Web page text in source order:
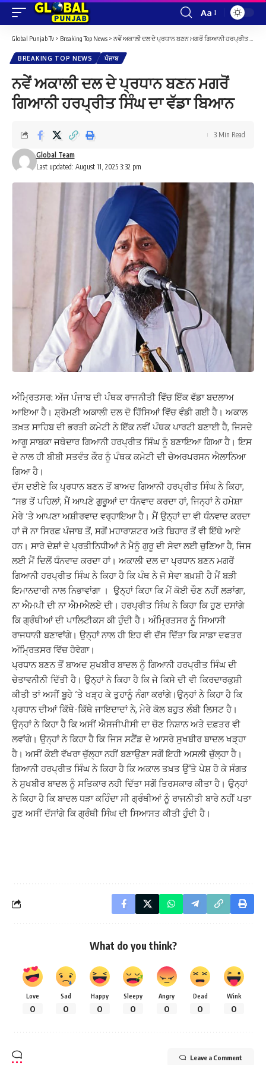
Font
Resizer
Aa
Global Punjab Tv > Breaking Top News > ਨਵੇਂ ਅਕਾਲੀ ਦਲ ਦੇ ਪ੍ਰਧਾਨ ਬਣਨ ਮਗਰੋਂ ਗਿਆਨੀ ਹਰਪ੍ਰੀਤ ਸਿੰਘ ਦਾ ਵੱਡਾ ਬਿਆਨ
BREAKING TOP NEWS ਪੰਜਾਬ
ਨਵੇਂ ਅਕਾਲੀ ਦਲ ਦੇ ਪ੍ਰਧਾਨ ਬਣਨ ਮਗਰੋਂ
ਗਿਆਨੀ ਹਰਪ੍ਰੀਤ ਸਿੰਘ ਦਾ ਵੱਡਾ ਬਿਆਨ
Last updated: August 11, 2025 3:32 pm
Global Team
3 Min Read
ਅੰਮ੍ਰਿਤਸਰ: ਅੱਜ ਪੰਜਾਬ ਦੀ ਪੰਥਕ ਰਾਜਨੀਤੀ ਵਿੱਚ ਇੱਕ ਵੱਡਾ ਬਦਲਾਅ
ਆਇਆ ਹੈ। ਸ਼੍ਰੋਮਣੀ ਅਕਾਲੀ ਦਲ ਦੋ ਹਿੱਸਿਆਂ ਵਿੱਚ ਵੰਡੀ ਗਈ ਹੈ। ਅਕਾਲ
ਤਖ਼ਤ ਸਾਹਿਬ ਦੀ ਭਰਤੀ ਕਮੇਟੀ ਨੇ ਇੱਕ ਨਵੀਂ ਪੰਥਕ ਪਾਰਟੀ ਬਣਾਈ ਹੈ, ਜਿਸਦੇ
ਆਗੂ ਸਾਬਕਾ ਜਥੇਦਾਰ ਗਿਆਨੀ ਹਰਪ੍ਰੀਤ ਸਿੰਘ ਨੂੰ ਬਣਾਇਆ ਗਿਆ ਹੈ। ਇਸ
ਦੇ ਨਾਲ ਹੀ ਬੀਬੀ ਸਤਵੰਤ ਕੌਰ ਨੂੰ ਪੰਥਕ ਕਮੇਟੀ ਦੀ ਚੇਅਰਪਰਸਨ ਐਲਾਨਿਆ
ਗਿਆ ਹੈ।
ਦੱਸ ਦਈਏ ਕਿ ਪ੍ਰਧਾਨ ਬਣਨ ਤੋਂ ਬਾਅਦ ਗਿਆਨੀ ਹਰਪ੍ਰੀਤ ਸਿੰਘ ਨੇ ਕਿਹਾ,
“ਸਭ ਤੋਂ ਪਹਿਲਾਂ, ਮੈਂ ਆਪਣੇ ਗੁਰੂਆਂ ਦਾ ਧੰਨਵਾਦ ਕਰਦਾ ਹਾਂ, ਜਿਨ੍ਹਾਂ ਨੇ ਹਮੇਸ਼ਾ
ਮੇਰੇ ‘ਤੇ ਆਪਣਾ ਅਸ਼ੀਰਵਾਦ ਵਰ੍ਹਾਇਆ ਹੈ। ਮੈਂ ਉਨ੍ਹਾਂ ਦਾ ਵੀ ਧੰਨਵਾਦ ਕਰਦਾ
ਹਾਂ ਜੋ ਨਾ ਸਿਰਫ਼ ਪੰਜਾਬ ਤੋਂ, ਸਗੋਂ ਮਹਾਰਾਸ਼ਟਰ ਅਤੇ ਬਿਹਾਰ ਤੋਂ ਵੀ ਇੱਥੇ ਆਏ
ਹਨ। ਸਾਰੇ ਦੇਸ਼ਾਂ ਦੇ ਪ੍ਰਤੀਨਿਧੀਆਂ ਨੇ ਮੈਨੂੰ ਗੁਰੂ ਦੀ ਸੇਵਾ ਲਈ ਚੁਣਿਆ ਹੈ, ਜਿਸ
ਲਈ ਮੈਂ ਦਿਲੋਂ ਧੰਨਵਾਦ ਕਰਦਾ ਹਾਂ। ਅਕਾਲੀ ਦਲ ਦਾ ਪ੍ਰਧਾਨ ਬਣਨ ਮਗਰੋਂ
ਗਿਆਨੀ ਹਰਪ੍ਰੀਤ ਸਿੰਘ ਨੇ ਕਿਹਾ ਹੈ ਕਿ ਪੰਥ ਨੇ ਜੋ ਸੇਵਾ ਬਖ਼ਸ਼ੀ ਹੈ ਮੈਂ ਬੜੀ
ਇਮਾਨਦਾਰੀ ਨਾਲ ਨਿਭਾਵਾਂਗਾ । ਉਨ੍ਹਾਂ ਕਿਹਾ ਕਿ ਮੈਂ ਕੋਈ ਚੌਣ ਨਹੀਂ ਲੜਾਂਗਾ,
ਨਾ ਐਮਪੀ ਦੀ ਨਾ ਐਮਐਲਏ ਦੀ। ਹਰਪ੍ਰੀਤ ਸਿੰਘ ਨੇ ਕਿਹਾ ਕਿ ਹੁਣ ਦਸਾਂਗੇ
ਕਿ ਗ੍ਰੰਥੀਆਂ ਦੀ ਪਾਲਿਟੀਕਸ ਕੀ ਹੁੰਦੀ ਹੈ। ਅੰਮ੍ਰਿਤਸਰ ਨੂੰ ਸਿਆਸੀ
ਰਾਜਧਾਨੀ ਬਣਾਵਾਂਗੇ। ਉਨ੍ਹਾਂ ਨਾਲ ਹੀ ਇਹ ਵੀ ਦੱਸ ਦਿੱਤਾ ਕਿ ਸਾਡਾ ਦਫਤਰ
ਅੰਮ੍ਰਿਤਸਰ ਵਿੱਚ ਹੋਵੇਗਾ।
ਪ੍ਰਧਾਨ ਬਣਨ ਤੋਂ ਬਾਅਦ ਸੁਖਬੀਰ ਬਾਦਲ ਨੂੰ ਗਿਆਨੀ ਹਰਪ੍ਰੀਤ ਸਿੰਘ ਦੀ
ਚੇਤਾਵਨੀਨੀ ਦਿੱਤੀ ਹੈ। ਉਨ੍ਹਾਂ ਨੇ ਕਿਹਾ ਹੈ ਕਿ ਜੇ ਕਿਸੇ ਦੀ ਵੀ ਕਿਰਦਾਰਕੁਸ਼ੀ
ਕੀਤੀ ਤਾਂ ਅਸੀਂ ਬੂਹੇ ‘ਤੇ ਖੜ੍ਹ ਕੇ ਤੁਹਾਨੂੰ ਨੰਗਾ ਕਰਾਂਗੇ।ਉਨ੍ਹਾਂ ਨੇ ਕਿਹਾ ਹੈ ਕਿ
ਪ੍ਰਧਾਨ ਦੀਆਂ ਕਿੱਥੇ-ਕਿੱਥੇ ਜਾਇਦਾਦਾਂ ਨੇ, ਮੇਰੇ ਕੋਲ ਬਹੁਤ ਲੰਬੀ ਲਿਸਟ ਹੈ।
ਉਨ੍ਹਾਂ ਨੇ ਕਿਹਾ ਹੈ ਕਿ ਅਸੀਂ ਐਸਜੀਪੀਸੀ ਦਾ ਚੋਣ ਨਿਸ਼ਾਨ ਅਤੇ ਦਫ਼ਤਰ ਵੀ
ਲਵਾਂਗੇ। ਉਨ੍ਹਾਂ ਨੇ ਕਿਹਾ ਹੈ ਕਿ ਜਿਸ ਸਟੈਂਡ ਦੇ ਆਸਰੇ ਸੁਖਬੀਰ ਬਾਦਲ ਖੜ੍ਹਾ
ਹੈ। ਅਸੀਂ ਕੋਈ ਵੱਖਰਾ ਚੁੱਲ੍ਹਾ ਨਹੀਂ ਬਣਾਉਣਾ ਸਗੋਂ ਇਹੀ ਅਸਲੀ ਚੁੱਲ੍ਹਾ ਹੈ।
ਗਿਆਨੀ ਹਰਪ੍ਰੀਤ ਸਿੰਘ ਨੇ ਕਿਹਾ ਹੈ ਕਿ ਅਕਾਲ ਤਖ਼ਤ ਉੱਤੇ ਪੇਸ਼ ਹੋ ਕੇ ਸੰਗਤ
ਨੇ ਸੁਖਬੀਰ ਬਾਦਲ ਨੂੰ ਸਤਿਕਾਰ ਨਹੀ ਦਿੱਤਾ ਸਗੋਂ ਤਿਰਸਕਾਰ ਕੀਤਾ ਹੈ। ਉਨ੍ਹਾਂ
ਨੇ ਕਿਹਾ ਹੈ ਕਿ ਬਾਦਲ ਧੜਾ ਕਹਿੰਦਾ ਸੀ ਗ੍ਰੰਥੀਆਂ ਨੂੰ ਰਾਜਨੀਤੀ ਬਾਰੇ ਨਹੀਂ ਪਤਾ
ਹੁਣ ਅਸੀਂ ਦੱਸਾਂਗੇ ਕਿ ਗ੍ਰੰਥੀ ਸਿੰਘ ਦੀ ਸਿਆਸਤ ਕੀਤੀ ਹੁੰਦੀ ਹੈ।
What do you think?
Love
0
Sad
0
Happy
0
Sleepy
0
Angry
0
Dead
0
Wink
0
Leave a Comment